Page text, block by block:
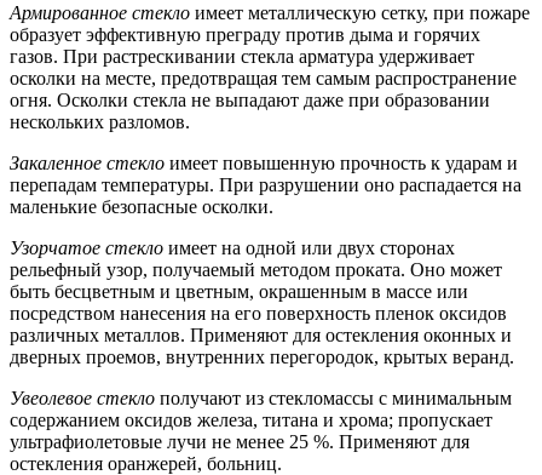
Армированное стекло имеет металлическую сетку, при пожаре
образует эффективную преграду против дыма и горячих
газов. При растрескивании стекла арматура удерживает
осколки на месте, предотвращая тем самым распространение
огня. Осколки стекла не выпадают даже при образовании
нескольких разломов.
Закаленное стекло имеет повышенную прочность к ударам и
перепадам температуры. При разрушении оно распадается на
маленькие безопасные осколки.
Узорчатое стекло имеет на одной или двух сторонах
рельефный узор, получаемый методом проката. Оно может
быть бесцветным и цветным, окрашенным в массе или
посредством нанесения на его поверхность пленок оксидов
различных металлов. Применяют для остекления оконных и
дверных проемов, внутренних перегородок, крытых веранд.
Увеолевое стекло получают из стекломассы с минимальным
содержанием оксидов железа, титана и хрома; пропускает
ультрафиолетовые лучи не менее 25 %. Применяют для
остекления оранжерей, больниц.